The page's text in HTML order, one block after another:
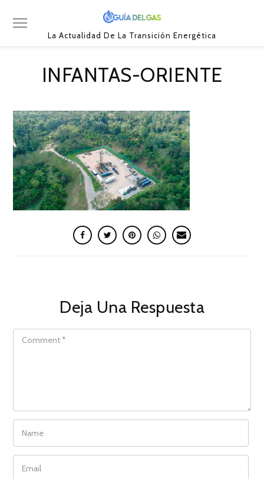
La Actualidad De La Transición Energética
INFANTAS-ORIENTE
Deja Una Respuesta
COMMENT
NAME
EMAIL